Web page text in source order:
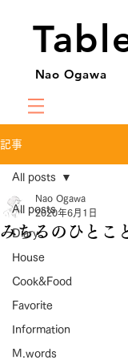
Nao Ogawa
記事
All posts
Diary
House
Cook&Food
Favorite
Information
M.words
All posts
みちるのひとこ
Nao Ogawa
2020年6月1日